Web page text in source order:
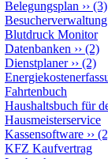
Belegungsplan ›› (3)
Besucherverwaltung
Blutdruck Monitor
Datenbanken ›› (2)
Dienstplaner›› (2)
Fahrtenbuch
Haushaltsbuch für
Hausmeisterservice
Kassensoftware ››
KFZ Kaufvertrag